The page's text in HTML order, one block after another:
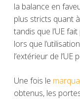
la balance en
plus stricts quant
tandis que l’UE
lors que
l’extérieur de l’UE
Une fois le
obtenus, les